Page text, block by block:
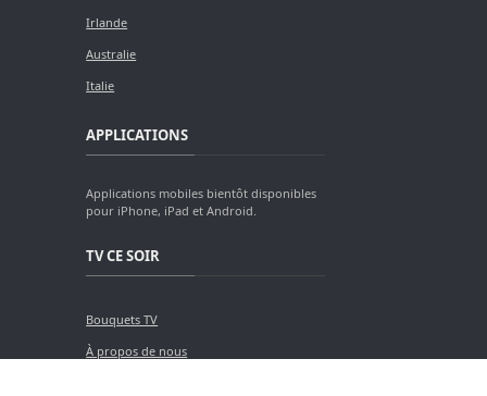
Irlande
Australie
Italie
APPLICATIONS
Applications mobiles bientôt disponibles
pour iPhone, iPad et Android.
TV CE SOIR
Bouquets TV
À propos de nous